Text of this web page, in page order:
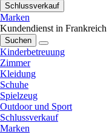
Schlussverkauf
Marken
Kundendienst in Frankreich
Suchen
Kinderbetreuung
Zimmer
Kleidung
Schuhe
Spielzeug
Outdoor und Sport
Schlussverkauf
Marken